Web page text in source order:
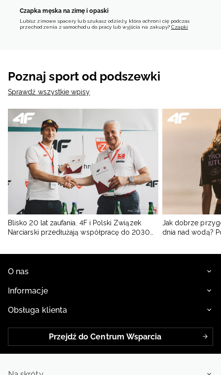
Czapka męska na zimę i opaski
Lubisz zimowe spacery lub szukasz odzieży, która ochroni cię podczas
przechodzenia z samochodu do pracy lub wyjścia na zakupy? Czapki
dzień, chroniąc się przed wiatrem.
Inne rodzaje czapek męskich
Na pewno wiesz o tym, że duża ekspozycja na słońce może skończyć się
biegasz, czy po prostu spędzasz czas ze znajomymi na świeżym
powietrzu. Nasze produkty posiadają specjalną wentylację, sztywny
daszek i są łatwo regulowane, by dobrze trzymać się na głowie.
Czapki treningowe
Jeśli jesteś osobą aktywną, powinieneś wybrać czapki treningowe
wykonane ze specjalnych włókien – wybierz produkty na porę
przejściową, grube czapki do sportów zimowych lub modele z daszkiem,
gdy spędzasz aktywnie czas na zewnątrz.
Chcesz być pewny maksymalnego komfortu podczas aktywności? Zobacz
inne
akcesoria męskiei poznaj całą kolekcję 4f, która będzie ci
towarzyszyć każdego dnia, niezależnie od tego, czy trenujesz, czy
regenerujesz swoje siły.
Poznaj sport od podszewki
Sprawdź wszystkie wpisy
Blisko 20 lat zaufania. 4F i Polski Związek
Narciarski przedłużają współpracę do 2030
Jak dobrze
dnia nad wodą?
O nas
Informacje
Obsługa klienta
Przejdź do Centrum Wsparcia